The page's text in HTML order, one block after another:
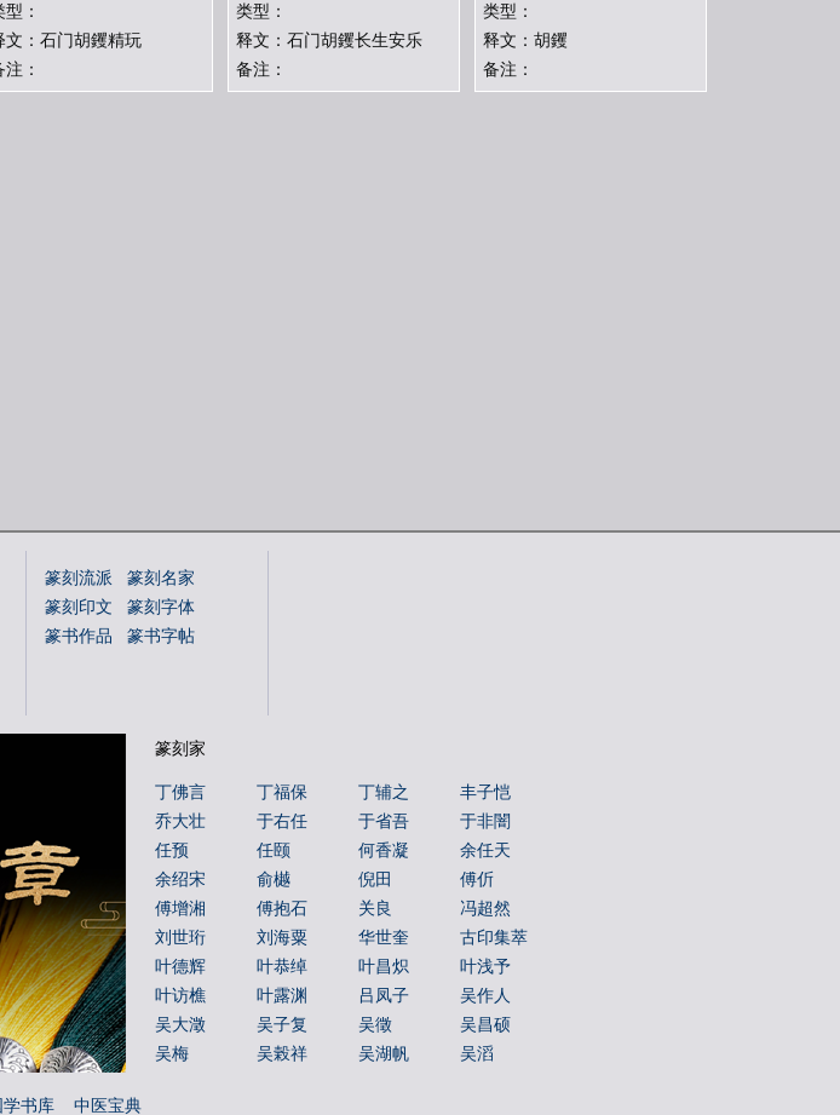
型：
文：石门胡钁精玩
注：
类型：
释文：石门胡钁长生安乐
备注：
类型：
释文：胡钁
备注：
篆刻流派
篆刻名家
篆刻印文
篆刻字体
篆书作品
篆书字帖
篆刻家
丁佛言 丁福保 丁辅之
丰子恺
乔大壮
于右任 于省吾
于非闇
任预
任颐 何香凝
余任天
余绍宋
俞樾 倪田
傅伒
傅增湘
傅抱石 关良
冯超然
刘世珩
刘海粟 华世奎
古印集萃
叶德辉
叶恭绰 叶昌炽
叶浅予
叶访樵
叶露渊 吕凤子
吴作人
吴大澂
吴子复 吴徵
吴昌硕
吴梅
吴榖祥 吴湖帆
吴滔
学书库 中医宝典